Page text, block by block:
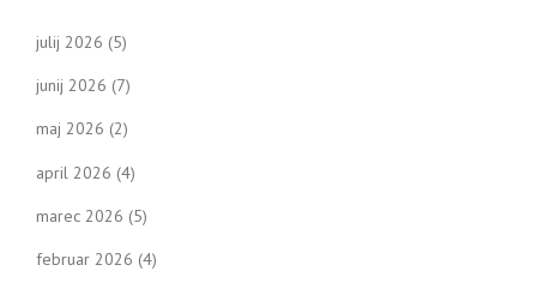
julij 2026 (5)
junij 2026 (7)
maj 2026 (2)
april 2026 (4)
marec 2026 (5)
februar 2026 (4)